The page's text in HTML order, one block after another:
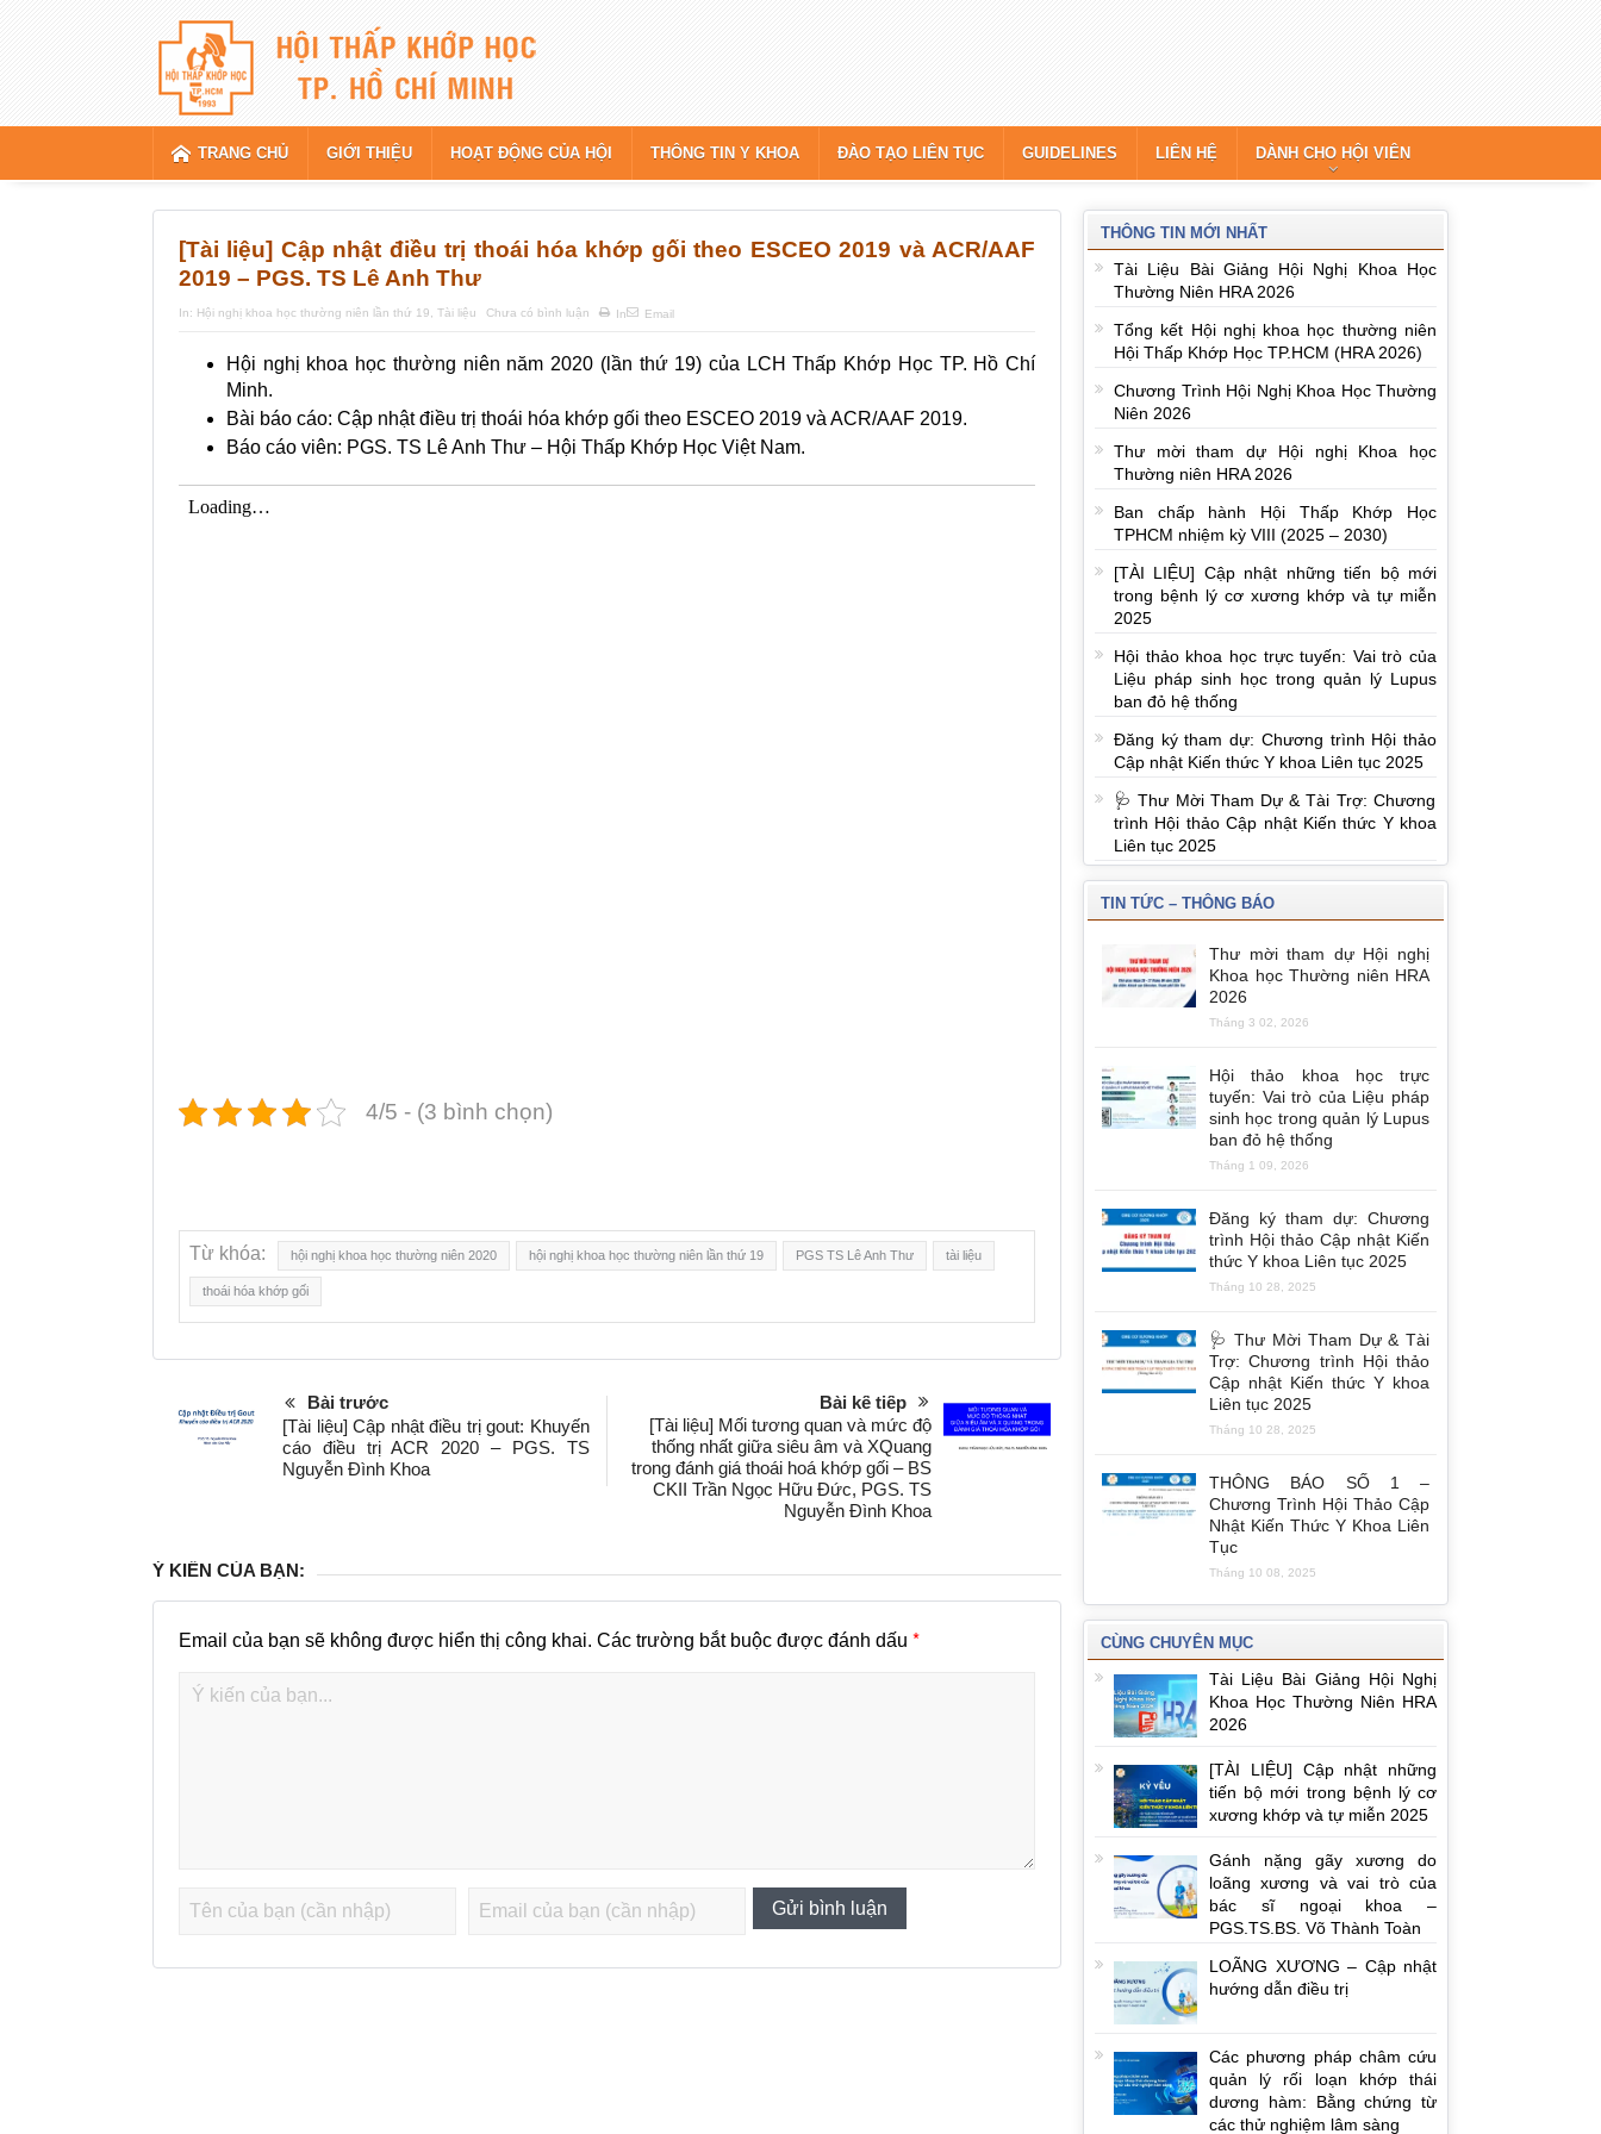
TRANG CHỦ GIỚI THIỆU HOẠT ĐỘNG CỦA HỘI THÔNG TIN Y KHOA ĐÀO TẠO LIÊN TỤC GUIDELINES LIÊN HỆ DÀNH CHO HỘI VIÊN
[Tài liệu] Cập nhật điều trị thoái hóa khớp gối theo ESCEO 2019 và ACR/AAF
2019 – PGS. TS Lê Anh Thư
In: Hội nghị khoa học thường niên lần thứ 19 Tài liệu Chưa có bình luận In Email
Hội nghị khoa học thường niên năm 2020 (lần thứ 19) của LCH Thấp Khớp Học TP. Hồ Chí
Minh.
Bài báo cáo: Cập nhật điều trị thoái hóa khớp gối theo ESCEO 2019 và ACR/AAF 2019.
Báo cáo viên: PGS. TS Lê Anh Thư – Hội Thấp Khớp Học Việt Nam.
4/5 - (3 bình chọn)
Từ khóa: hội nghị khoa học thường niên 2020 hội nghị khoa học thường niên lần thứ 19 PGS TS Lê Anh Thư tài liệu
thoái hóa khớp gối
Bài trước
[Tài liệu] Cập nhật điều trị gout: Khuyến
cáo điều trị ACR 2020 – PGS. TS
Nguyễn Đình Khoa
Bài kế tiếp
[Tài liệu] Mối tương quan và mức độ
thống nhất giữa siêu âm và XQuang
trong đánh giá thoái hoá khớp gối – BS
CKII Trần Ngọc Hữu Đức, PGS. TS
Nguyễn Đình Khoa
Ý KIẾN CỦA BẠN:
Email của bạn sẽ không được hiển thị công khai. Các trường bắt buộc được đánh dấu *
THÔNG TIN MỚI NHẤT
Tài Liệu Bài Giảng Hội Nghị Khoa Học
Thường Niên HRA 2026
Tổng kết Hội nghị khoa học thường niên
Hội Thấp Khớp Học TP.HCM (HRA 2026)
Chương Trình Hội Nghị Khoa Học Thường
Niên 2026
Thư mời tham dự Hội nghị Khoa học
Thường niên HRA 2026
Ban chấp hành Hội Thấp Khớp Học
TPHCM nhiệm kỳ VIII (2025 – 2030)
[TÀI LIỆU] Cập nhật những tiến bộ mới
trong bệnh lý cơ xương khớp và tự miễn
2025
Hội thảo khoa học trực tuyến: Vai trò của
Liệu pháp sinh học trong quản lý Lupus
ban đỏ hệ thống
Đăng ký tham dự: Chương trình Hội thảo
Cập nhật Kiến thức Y khoa Liên tục 2025
🩺 Thư Mời Tham Dự & Tài Trợ: Chương
trình Hội thảo Cập nhật Kiến thức Y khoa
Liên tục 2025
TIN TỨC – THÔNG BÁO
Thư mời tham dự Hội nghị
Khoa học Thường niên HRA
2026
Tháng 3 02, 2026
Hội thảo khoa học trực
tuyến: Vai trò của Liệu pháp
sinh học trong quản lý Lupus
ban đỏ hệ thống
Tháng 1 09, 2026
Đăng ký tham dự: Chương
trình Hội thảo Cập nhật Kiến
thức Y khoa Liên tục 2025
Tháng 10 28, 2025
🩺 Thư Mời Tham Dự & Tài
Trợ: Chương trình Hội thảo
Cập nhật Kiến thức Y khoa
Liên tục 2025
Tháng 10 28, 2025
THÔNG BÁO SỐ 1 –
Chương Trình Hội Thảo Cập
Nhật Kiến Thức Y Khoa Liên
Tục
Tháng 10 08, 2025
CÙNG CHUYÊN MỤC
Tài Liệu Bài Giảng Hội Nghị
Khoa Học Thường Niên HRA
2026
[TÀI LIỆU] Cập nhật những
tiến bộ mới trong bệnh lý cơ
xương khớp và tự miễn 2025
Gánh nặng gãy xương do
loãng xương và vai trò của
bác sĩ ngoại khoa –
PGS.TS.BS. Võ Thành Toàn
LOÃNG XƯƠNG – Cập nhật
hướng dẫn điều trị
Các phương pháp châm cứu
quản lý rối loạn khớp thái
dương hàm: Bằng chứng từ
các thử nghiệm lâm sàng